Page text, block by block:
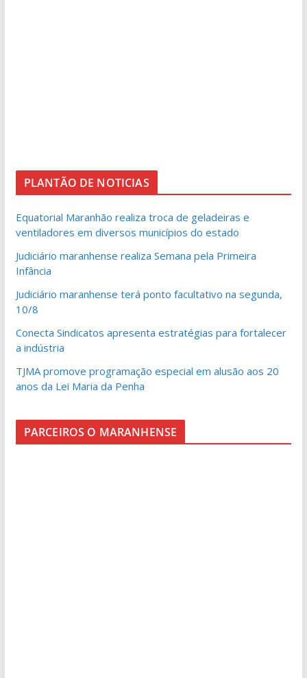
PLANTÃO DE NOTICIAS
Equatorial Maranhão realiza troca de geladeiras e
ventiladores em diversos municípios do estado
Judiciário maranhense realiza Semana pela Primeira
Infância
Judiciário maranhense terá ponto facultativo na segunda,
10/8
Conecta Sindicatos apresenta estratégias para fortalecer
a indústria
TJMA promove programação especial em alusão aos 20
anos da Lei Maria da Penha
PARCEIROS O MARANHENSE